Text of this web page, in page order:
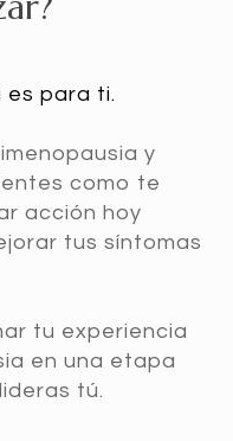
para ti.
y
como te
acción hoy
tus síntomas
tu experiencia
en una etapa
tú.